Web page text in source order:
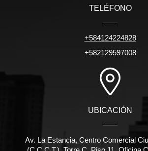
TELÉFONO
+584124224828
+582129597008
UBICACIÓN
Av. La Estancia, Centro Comercial